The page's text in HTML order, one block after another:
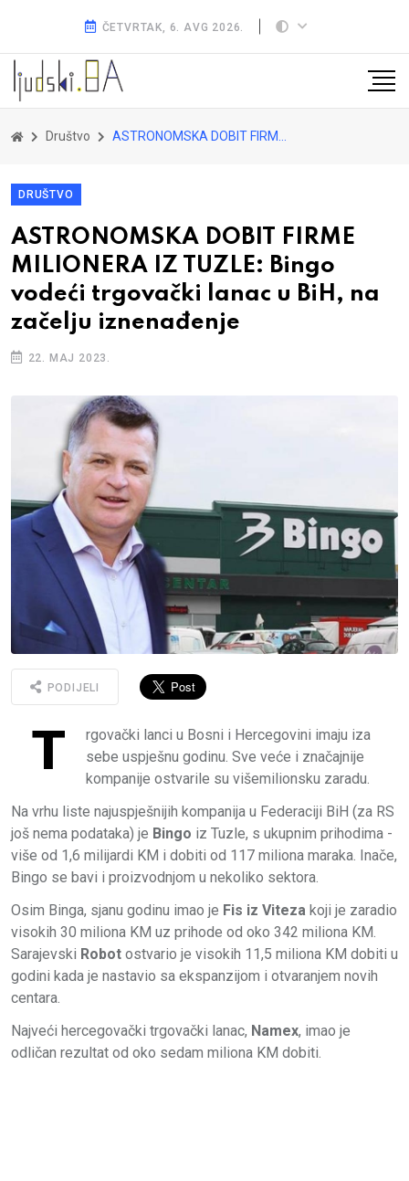
ČETVRTAK, 6. AVG 2026.
Društvo ASTRONOMSKA DOBIT FIRME MILIONERA IZ TUZLE: Bingo vodeći trgovački lanac u BiH, na začelju iznenađenje
DRUŠTVO
ASTRONOMSKA DOBIT FIRME
MILIONERA IZ TUZLE: Bingo
vodeći trgovački lanac u BiH, na
začelju iznenađenje
22. MAJ 2023.
PODIJELI
T
rgovački lanci u Bosni i Hercegovini imaju iza
sebe uspješnu godinu. Sve veće i značajnije
kompanije ostvarile su višemilionsku zaradu.
Na vrhu liste najuspješnijih kompanija u Federaciji BiH (za RS
još nema podataka) je Bingo iz Tuzle, s ukupnim prihodima -
više od 1,6 milijardi KM i dobiti od 117 miliona maraka. Inače,
Bingo se bavi i proizvodnjom u nekoliko sektora.
Osim Binga, sjanu godinu imao je Fis iz Viteza koji je zaradio
visokih 30 miliona KM uz prihode od oko 342 miliona KM.
Sarajevski Robot ostvario je visokih 11,5 miliona KM dobiti u
godini kada je nastavio sa ekspanzijom i otvaranjem novih
centara.
Najveći hercegovački trgovački lanac, Namex, imao je
odličan rezultat od oko sedam miliona KM dobiti.